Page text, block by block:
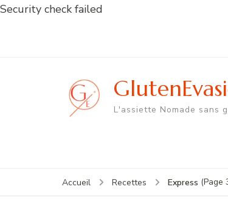
Security check failed
L'assiette Nomade sans
Accueil Recettes Express (Page